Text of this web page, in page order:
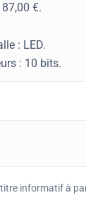
€.
: LED.
: 10 bits.
informatif à